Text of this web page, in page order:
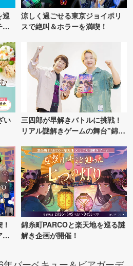
巡
ャ
涼しく過ごせる東京ジョイポリ
スで絶叫＆ホラーを満喫！
い
三四郎が早解きバトルに挑戦！
リアル謎解きゲームの舞台"錦糸
錦糸町PARCOと楽天地を巡る謎
解き企画が開催！